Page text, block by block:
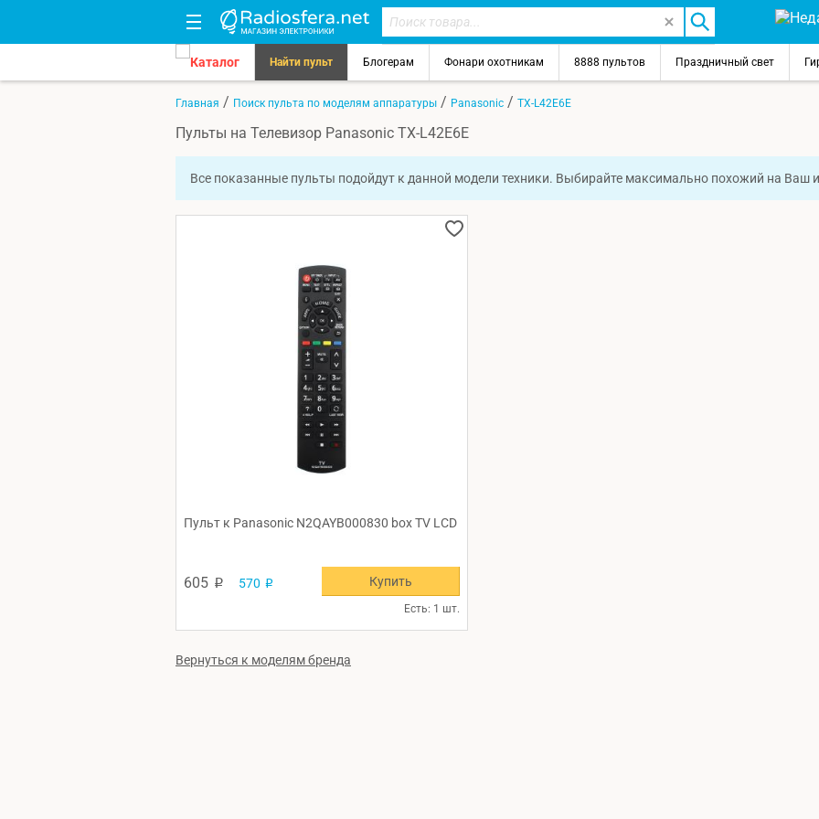
Каталог Найти пульт Блогерам Фонари охотникам 8888 пультов Праздничный свет
Главная / Поиск пульта по моделям аппаратуры / Panasonic / TX-L42E6E
Пульты на Телевизор Panasonic TX-L42E6E
Все показанные пульты подойдут к данной модели техники. Выбирайте максимально похожий на Ваш
Пульт к Panasonic N2QAYB000830 box TV LCD
605 p 570 p
Есть: 1 шт.
Купить
Вернуться к моделям бренда